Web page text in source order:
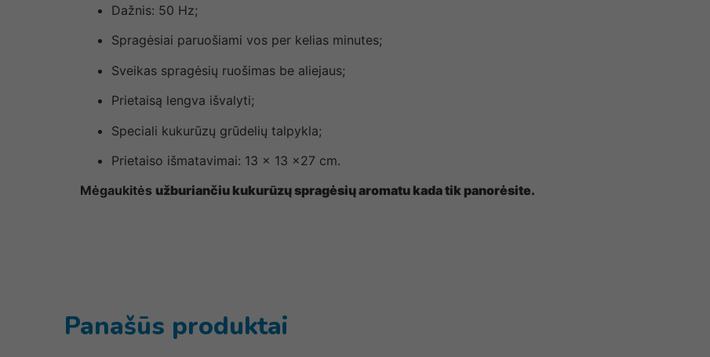
Dažnis: 50 Hz;
Spragėsiai paruošiami vos per kelias minutes;
Sveikas spragėsių ruošimas be aliejaus;
Prietaisą lengva išvalyti;
Speciali kukurūzų grūdelių talpykla;
Prietaiso išmatavimai: 13 x 13 x27 cm.
Mėgaukitės užburiančiu kukurūzų spragėsių aromatu kada tik panorėsite.
Panašūs produktai